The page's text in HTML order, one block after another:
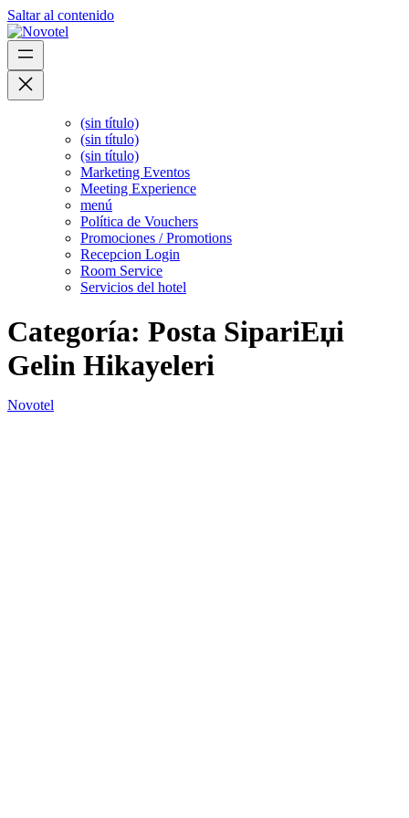
Saltar al contenido
(sin título)
(sin título)
(sin título)
Marketing Eventos
Meeting Experience
menú
Política de Vouchers
Promociones / Promotions
Recepcion Login
Room Service
Servicios del hotel
Categoría: Posta SipariЕџi
Gelin Hikayeleri
Novotel